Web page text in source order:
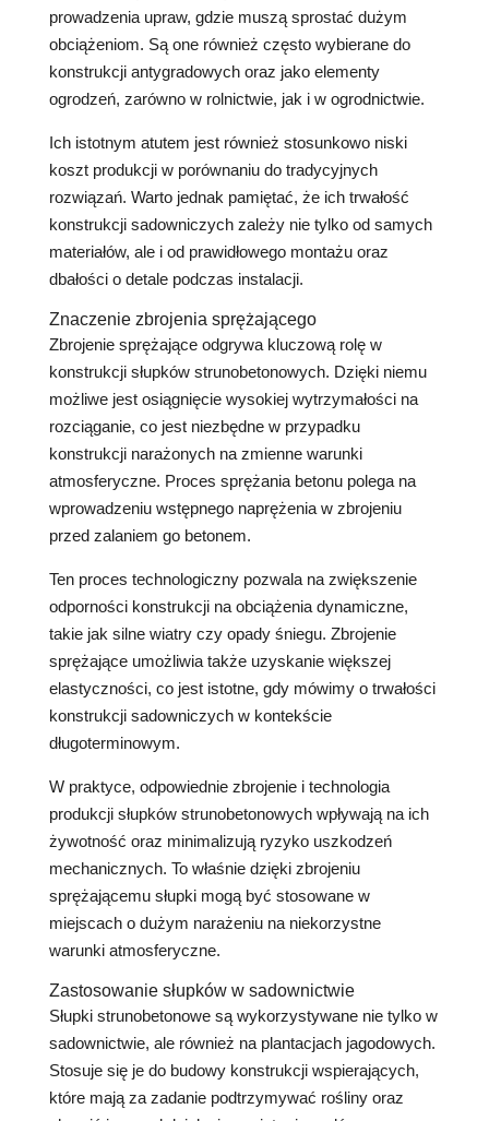
prowadzenia upraw, gdzie muszą sprostać dużym
obciążeniom. Są one również często wybierane do
konstrukcji antygradowych oraz jako elementy
ogrodzeń, zarówno w rolnictwie, jak i w ogrodnictwie.
Ich istotnym atutem jest również stosunkowo niski
koszt produkcji w porównaniu do tradycyjnych
rozwiązań. Warto jednak pamiętać, że ich trwałość
konstrukcji sadowniczych zależy nie tylko od samych
materiałów, ale i od prawidłowego montażu oraz
dbałości o detale podczas instalacji.
Znaczenie zbrojenia sprężającego
Zbrojenie sprężające odgrywa kluczową rolę w
konstrukcji słupków strunobetonowych. Dzięki niemu
możliwe jest osiągnięcie wysokiej wytrzymałości na
rozciąganie, co jest niezbędne w przypadku
konstrukcji narażonych na zmienne warunki
atmosferyczne. Proces sprężania betonu polega na
wprowadzeniu wstępnego naprężenia w zbrojeniu
przed zalaniem go betonem.
Ten proces technologiczny pozwala na zwiększenie
odporności konstrukcji na obciążenia dynamiczne,
takie jak silne wiatry czy opady śniegu. Zbrojenie
sprężające umożliwia także uzyskanie większej
elastyczności, co jest istotne, gdy mówimy o trwałości
konstrukcji sadowniczych w kontekście
długoterminowym.
W praktyce, odpowiednie zbrojenie i technologia
produkcji słupków strunobetonowych wpływają na ich
żywotność oraz minimalizują ryzyko uszkodzeń
mechanicznych. To właśnie dzięki zbrojeniu
sprężającemu słupki mogą być stosowane w
miejscach o dużym narażeniu na niekorzystne
warunki atmosferyczne.
Zastosowanie słupków w sadownictwie
Słupki strunobetonowe są wykorzystywane nie tylko w
sadownictwie, ale również na plantacjach jagodowych.
Stosuje się je do budowy konstrukcji wspierających,
które mają za zadanie podtrzymywać rośliny oraz